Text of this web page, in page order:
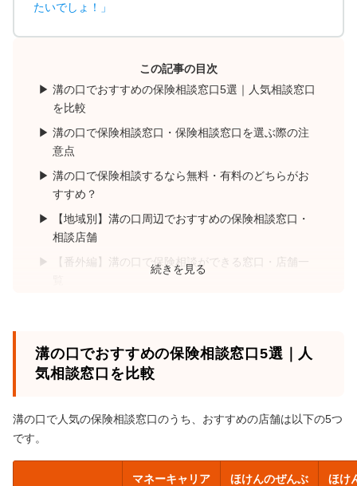
たいでしょ！
」
この記事の目次
溝の口でおすすめの保険相談窓口5選｜人気相談窓口
を比較
溝の口で保険相談窓口・保険相談窓口を選ぶ際の注
意点
溝の口で保険相談するなら無料・有料のどちらがお
すすめ？
【地域別】溝の口周辺でおすすめの保険相談窓口・
相談店舗
【番外編】溝の口で保険相談ができる窓口・店舗一
マネーキャリア！
続きを見る
溝の口でおすすめの保険相談窓口5選｜人
気相談窓口を比較
溝の口で人気の保険相談窓口のうち、おすすめの店舗は以下の5つ
です。
マネーキャリア ほけんのぜんぶ ほけ